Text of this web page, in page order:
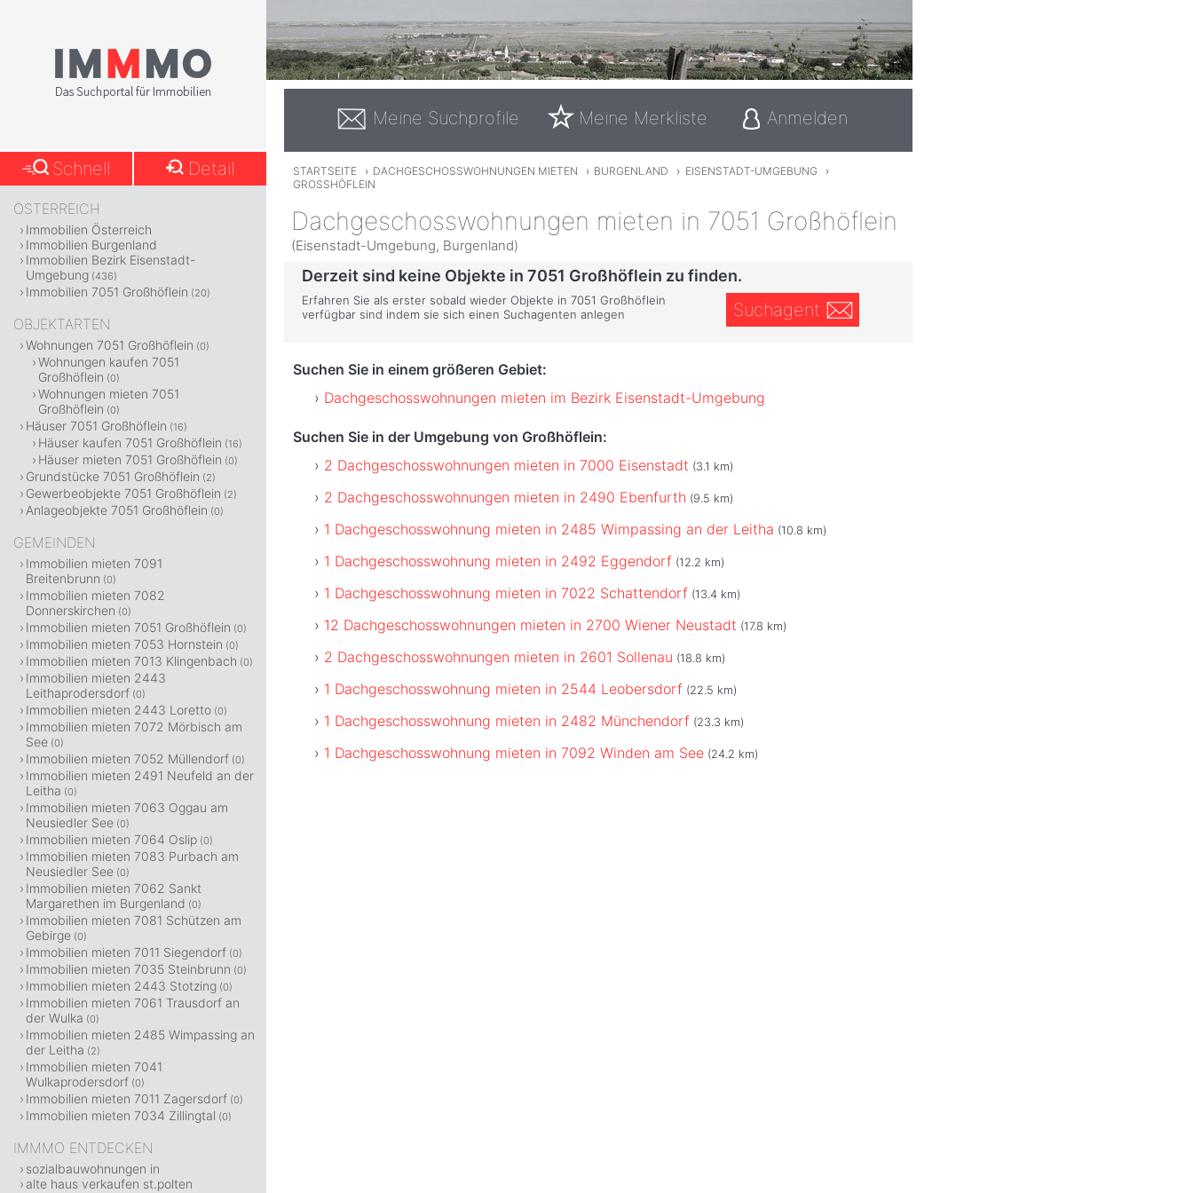
Meine Suchprofile Meine Merkliste Anmelden
STARTSEITE › DACHGESCHOSSWOHNUNGEN MIETEN › BURGENLAND › EISENSTADT-UMGEBUNG
›
GROSSHÖFLEIN
Dachgeschosswohnungen mieten in 7051 Großhöflein
(Eisenstadt-Umgebung, Burgenland)
Derzeit sind keine Objekte in 7051 Großhöflein zu finden.
Erfahren Sie als erster sobald wieder Objekte in 7051 Großhöflein
verfügbar sind indem sie sich einen Suchagenten anlegen
Suchagent
Suchen Sie in einem größeren Gebiet:
Dachgeschosswohnungen mieten im Bezirk Eisenstadt-Umgebung
Suchen Sie in der Umgebung von Großhöflein:
2 Dachgeschosswohnungen mieten in 7000 Eisenstadt (3.1 km)
2 Dachgeschosswohnungen mieten in 2490 Ebenfurth (9.5 km)
1 Dachgeschosswohnung mieten in 2485 Wimpassing an der Leitha (10.8 km)
1 Dachgeschosswohnung mieten in 2492 Eggendorf (12.2 km)
1 Dachgeschosswohnung mieten in 7022 Schattendorf (13.4 km)
12 Dachgeschosswohnungen mieten in 2700 Wiener Neustadt (17.8 km)
2 Dachgeschosswohnungen mieten in 2601 Sollenau (18.8 km)
1 Dachgeschosswohnung mieten in 2544 Leobersdorf (22.5 km)
1 Dachgeschosswohnung mieten in 2482 Münchendorf (23.3 km)
1 Dachgeschosswohnung mieten in 7092 Winden am See (24.2 km)
Schnell Detail
ÖSTERREICH
Immobilien Österreich
Immobilien Burgenland
Immobilien Bezirk Eisenstadt-
Umgebung (436)
Immobilien 7051 Großhöflein (20)
OBJEKTARTEN
Wohnungen 7051 Großhöflein (0)
Wohnungen kaufen 7051
Großhöflein (0)
Wohnungen mieten 7051
Großhöflein (0)
Häuser 7051 Großhöflein (16)
Häuser kaufen 7051 Großhöflein (16)
Häuser mieten 7051 Großhöflein (0)
Grundstücke 7051 Großhöflein (2)
Gewerbeobjekte 7051 Großhöflein (2)
Anlageobjekte 7051 Großhöflein (0)
GEMEINDEN
Immobilien mieten 7091
Breitenbrunn (0)
Immobilien mieten 7082
Donnerskirchen (0)
Immobilien mieten 7051 Großhöflein (0)
Immobilien mieten 7053 Hornstein (0)
Immobilien mieten 7013 Klingenbach (0)
Immobilien mieten 2443
Leithaprodersdorf (0)
Immobilien mieten 2443 Loretto (0)
Immobilien mieten 7072 Mörbisch am
See (0)
Immobilien mieten 7052 Müllendorf (0)
Immobilien mieten 2491 Neufeld an der
Leitha (0)
Immobilien mieten 7063 Oggau am
Neusiedler See (0)
Immobilien mieten 7064 Oslip (0)
Immobilien mieten 7083 Purbach am
Neusiedler See (0)
Immobilien mieten 7062 Sankt
Margarethen im Burgenland (0)
Immobilien mieten 7081 Schützen am
Gebirge (0)
Immobilien mieten 7011 Siegendorf (0)
Immobilien mieten 7035 Steinbrunn (0)
Immobilien mieten 2443 Stotzing (0)
Immobilien mieten 7061 Trausdorf an
der Wulka (0)
Immobilien mieten 2485 Wimpassing an
der Leitha (2)
Immobilien mieten 7041
Wulkaprodersdorf (0)
Immobilien mieten 7011 Zagersdorf (0)
Immobilien mieten 7034 Zillingtal (0)
IMMMO ENTDECKEN
sozialbauwohnungen in
alte haus verkaufen st.polten